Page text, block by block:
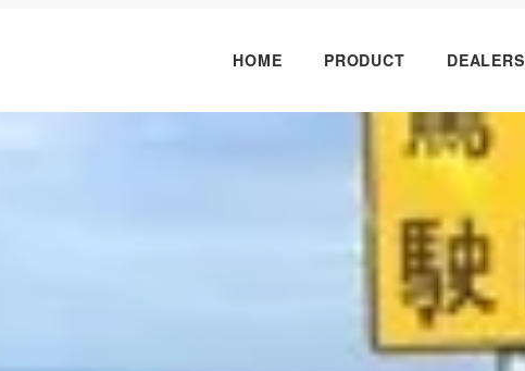
HOME PRODUCT DEALERS